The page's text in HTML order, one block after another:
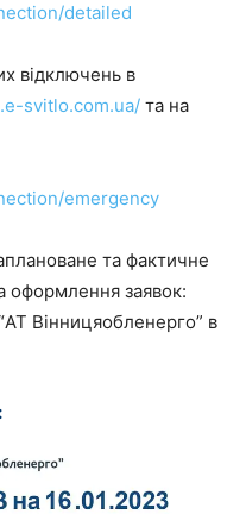
detailed
відключень в
svitlo.com.ua/ та на
emergency
та фактичне
оформлення заявок:
Вінницяобленерго” в